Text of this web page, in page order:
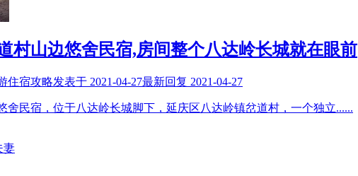
村山边悠舍民宿,房间整个八达岭长城就在眼前
住宿攻略发表于 2021-04-27最新回复 2021-04-27
舍民宿，位于八达岭长城脚下，延庆区八达岭镇岔道村，一个独立......
妻